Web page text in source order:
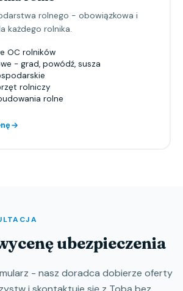
rolnego - obowiązkowa i
każdego rolnika.
OC rolników
- grad, powódź, susza
rolniczy
rolne
ubezpieczenia
- nasz doradca dobierze oferty